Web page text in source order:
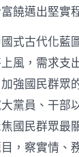
饒邁出堅實
式古代化藍
風，需求支
強國民群眾
黨員、干部
國民群眾最
，察實情、